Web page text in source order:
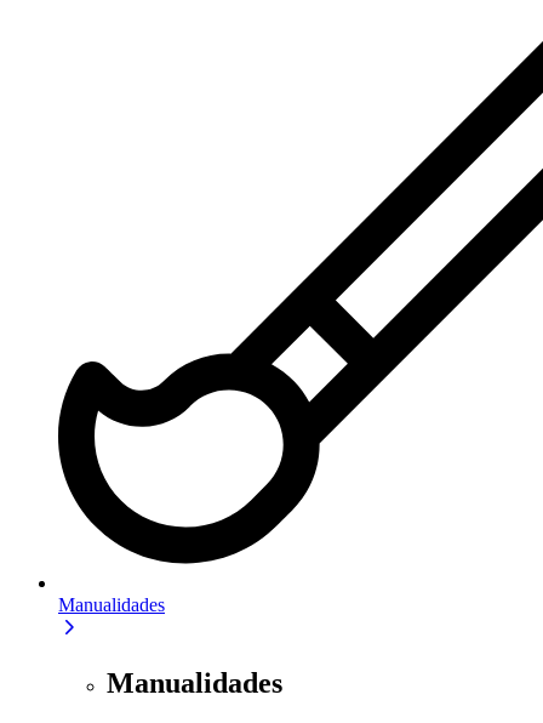
Manualidades
Manualidades